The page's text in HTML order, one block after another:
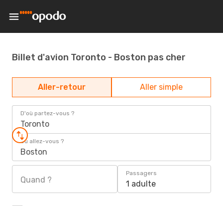
Billet d'avion Toronto - Boston pas cher
Aller-retour Aller simple
D'où partez-vous ?
Toronto
Où allez-vous ?
Boston
Quand ?
Passagers
1 adulte